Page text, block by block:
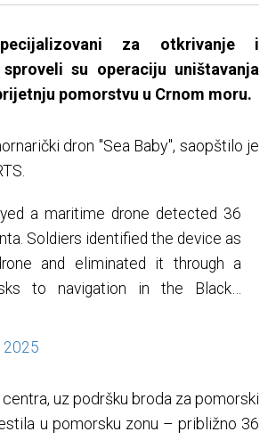
za otkrivanje i
su operaciju uništavanja
pomorstvu u Crnom moru.
dron "Sea Baby", saopštilo je
a maritime drone detected 36
Soldiers identified the device as
and eliminated it through a
to navigation in the Black…
2025
uz podršku broda za pomorski
u pomorsku zonu – približno 36